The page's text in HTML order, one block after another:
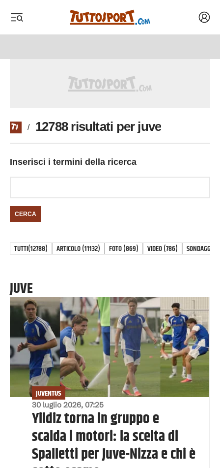
/ 12788 risultati per juve
Inserisci i termini della ricerca
CERCA
TUTTI(12788) ARTICOLO(11132) FOTO(869) VIDEO(786) SONDAGGIO
JUVE
30 luglio 2026, 07:25
JUVENTUS
Yildiz torna in gruppo e
scalda i motori: la scelta di
Spalletti per Juve-Nizza e chi è